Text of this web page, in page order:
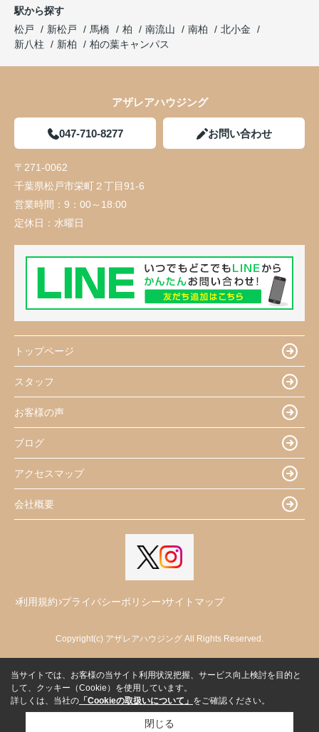
駅から探す
松戸
新松戸 馬橋 柏 南流山 南柏
北小金
新八柱
新柏 柏の葉キャンパス
アザレアハウジング
047-710-8277 お問い合わせ
〒271-0062
千葉県松戸市栄町２丁目91-6
営業時間： 9：00～18:00
定休日： 水曜日
トップページ
スタッフ
お客様の声
ブログ
アクセスマップ
会社概要
利用規約 プライバシーポリシー サイトマップ
Copyright(c) アザレアハウジング All Rights Reserved.
当サイトでは、お客様の当サイト利用状況把握、サービス向上検討を目的と
して、クッキー（Cookie）を使用しています。
詳しくは、当社の 「Cookieの取扱いについて」 をご確認ください。
閉じる